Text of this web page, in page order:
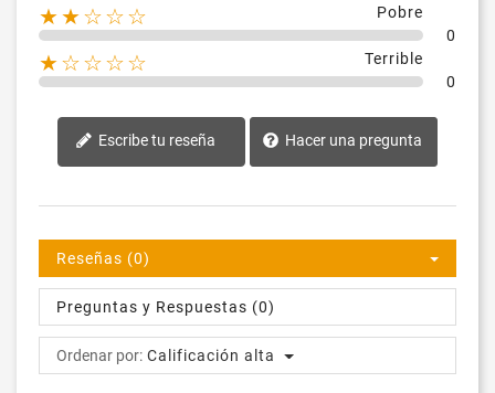
★★☆☆☆
Pobre
0
★☆☆☆☆
Terrible
0
Escribe tu reseña Hacer una pregunta
Reseñas (0)
Preguntas y Respuestas (0)
Ordenar por: Calificación alta